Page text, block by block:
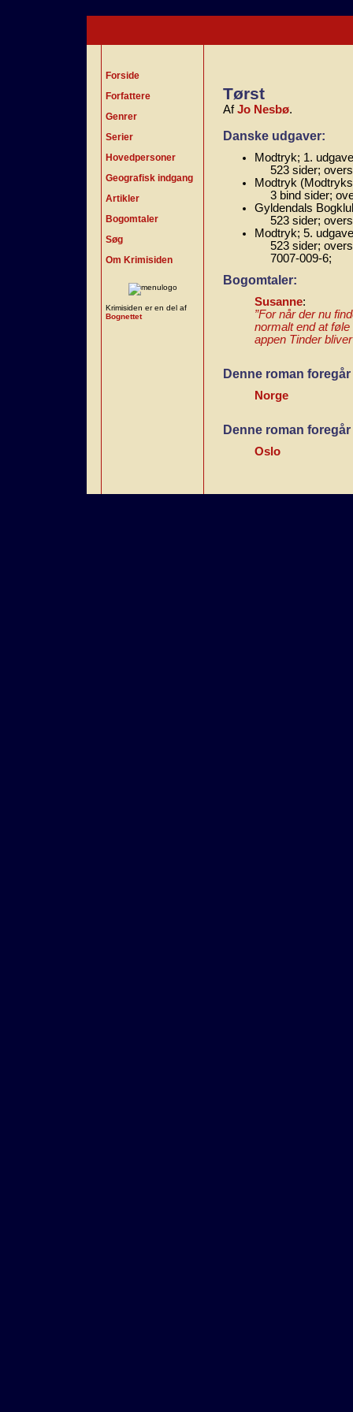
Forside
Forfattere
Genrer
Serier
Hovedpersoner
Geografisk indgang
Artikler
Bogomtaler
Søg
Om Krimisiden
Krimisiden er en del af
Bognettet
Tørst
AfJo Nesbø.
Danske udgaver:
Modtryk; 1.
523 sider;
Modtryk
3 bind sider;
Gyldendals
523 sider;
Modtryk; 5.
523 sider;
7007-009-6;
Bogomtaler:
Susanne:
”For når der nu
normalt end at
appen Tinder
Denne roman
Norge
Denne roman
Oslo